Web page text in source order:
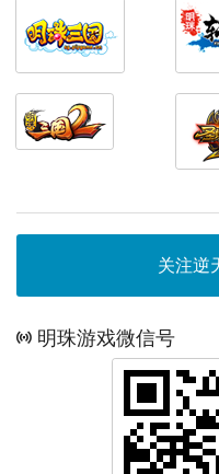
关注逆
明珠游戏微信号